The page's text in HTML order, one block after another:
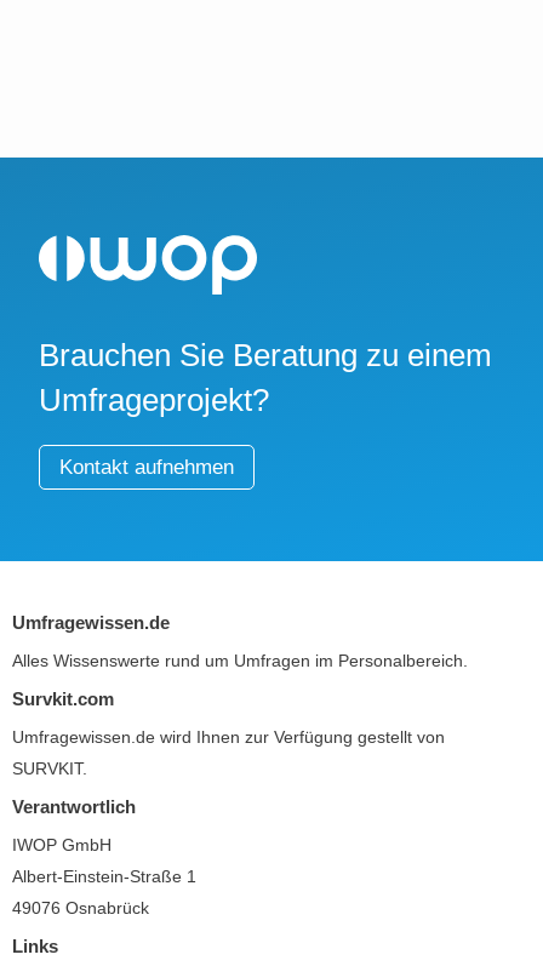
Brauchen Sie Beratung zu einem
Umfrageprojekt?
Kontakt aufnehmen
Umfragewissen.de
Alles Wissenswerte rund um Umfragen im Personalbereich.
Survkit.com
Umfragewissen.de wird Ihnen zur Verfügung gestellt von
SURVKIT.
Verantwortlich
IWOP GmbH
Albert-Einstein-Straße 1
49076 Osnabrück
Links